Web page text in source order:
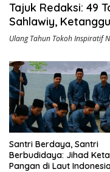
Tajuk Redaksi: 49
Sahlawiy,
Menginspirasi
Ulang Tahun Tokoh Inspiratif
Santri Berdaya, Santri
Berbudidaya: Jihad
Pangan di Laut